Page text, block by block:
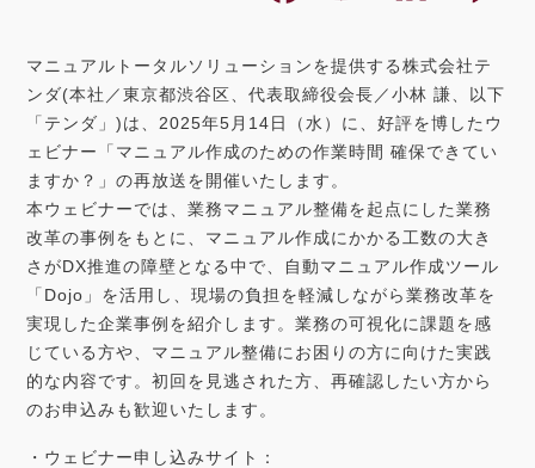
c
e
b
o
o
k
i
e
r
n
k
d
I
n
e
マニュアルトータルソリューションを提供する株式会社テ
ンダ(本社／東京都渋谷区、代表取締役会長／小林 謙、以下
「テンダ」)は、2025年5月14日（水）に、好評を博したウ
ェビナー「マニュアル作成のための作業時間 確保できてい
ますか？」の再放送を開催いたします。
本ウェビナーでは、業務マニュアル整備を起点にした業務
改革の事例をもとに、マニュアル作成にかかる工数の大き
さがDX推進の障壁となる中で、自動マニュアル作成ツール
「Dojo」を活用し、現場の負担を軽減しながら業務改革を
実現した企業事例を紹介します。業務の可視化に課題を感
じている方や、マニュアル整備にお困りの方に向けた実践
的な内容です。初回を見逃された方、再確認したい方から
のお申込みも歓迎いたします。
・ウェビナー申し込みサイト：